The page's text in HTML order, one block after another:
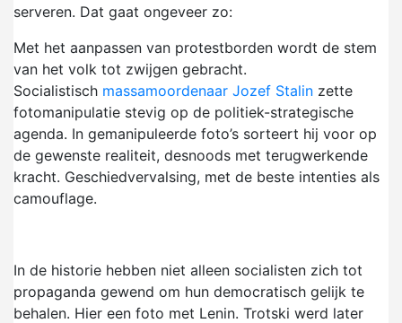
serveren. Dat gaat ongeveer zo:
Met het aanpassen van protestborden wordt de stem
van het volk tot zwijgen gebracht.
Socialistisch massamoordenaar Jozef Stalin zette
fotomanipulatie stevig op de politiek-strategische
agenda. In gemanipuleerde foto’s sorteert hij voor op
de gewenste realiteit, desnoods met terugwerkende
kracht. Geschiedvervalsing, met de beste intenties als
camouflage.
In de historie hebben niet alleen socialisten zich tot
propaganda gewend om hun democratisch gelijk te
behalen. Hier een foto met Lenin. Trotski werd later